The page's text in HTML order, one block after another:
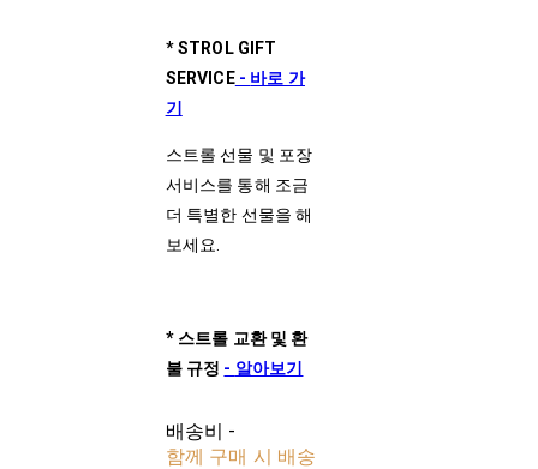
* STROL GIFT
SERVICE- 바로 가
기
스트롤 선물 및 포장
서비스를 통해 조금
더 특별한 선물을 해
보세요.
* 스트롤 교환 및 환
불 규정 - 알아보기
배송비 -
함께 구매 시 배송